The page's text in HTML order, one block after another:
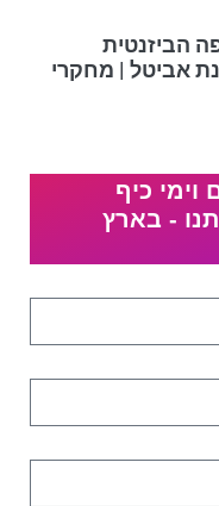
הביזנטית
אביטל | מחקרי
וימי כיף
- בארץ